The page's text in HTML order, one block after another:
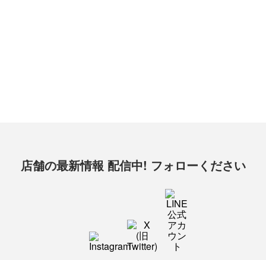
店舗の最新情報 配信中! フォローください